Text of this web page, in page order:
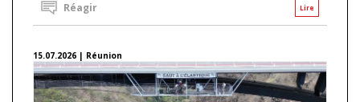
Lire
Réagir
15.07.2026 | Réunion